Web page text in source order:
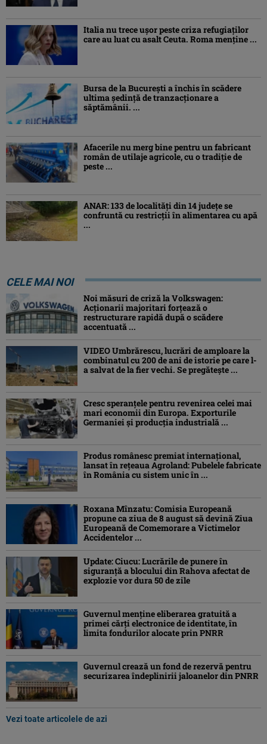
Italia nu trece ușor peste criza refugiaților
care au luat cu asalt Ceuta. Roma menține ...
Bursa de la București a închis în scădere
ultima ședință de tranzacționare a
săptămânii. ...
Afacerile nu merg bine pentru un fabricant
român de utilaje agricole, cu o tradiție de
peste ...
ANAR: 133 de localități din 14 județe se
confruntă cu restricții în alimentarea cu apă
...
CELE MAI NOI
Noi măsuri de criză la Volkswagen:
Acționarii majoritari forțează o
restructurare rapidă după o scădere
accentuată ...
VIDEO Umbrărescu, lucrări de amploare la
combinatul cu 200 de ani de istorie pe care l-
a salvat de la fier vechi. Se pregătește ...
Cresc speranțele pentru revenirea celei mai
mari economii din Europa. Exporturile
Germaniei și producția industrială ...
Produs românesc premiat internațional,
lansat în rețeaua Agroland: Pubelele fabricate
în România cu sistem unic în ...
Roxana Mînzatu: Comisia Europeană
propune ca ziua de 8 august să devină Ziua
Europeană de Comemorare a Victimelor
Accidentelor ...
Update: Ciucu: Lucrările de punere în
siguranță a blocului din Rahova afectat de
explozie vor dura 50 de zile
Guvernul menține eliberarea gratuită a
primei cărţi electronice de identitate, în
limita fondurilor alocate prin PNRR
Guvernul crează un fond de rezervă pentru
securizarea îndeplinirii jaloanelor din PNRR
Vezi toate articolele de azi